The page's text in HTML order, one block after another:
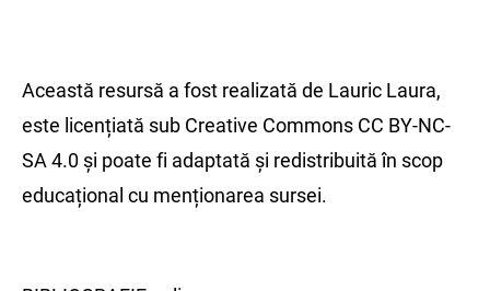
Această resursă a fost realizată de Lauric Laura,
este licențiată sub Creative Commons CC BY-NC-
SA 4.0 și poate fi adaptată și redistribuită în scop
educațional cu menționarea sursei.